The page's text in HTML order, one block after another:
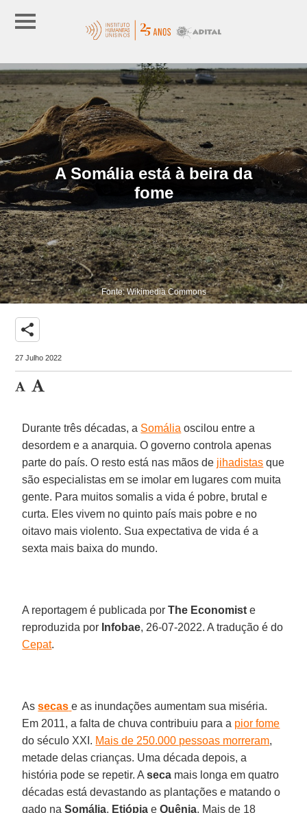
A Somália está à beira da
fome
Fonte: Wikimedia Commons
share
27 Julho 2022
Durante três décadas, a Somália oscilou entre a
desordem e a anarquia. O governo controla apenas
parte do país. O resto está nas mãos de jihadistas que
são especialistas em se imolar em lugares com muita
gente. Para muitos somalis a vida é pobre, brutal e
curta. Eles vivem no quinto país mais pobre e no
oitavo mais violento. Sua expectativa de vida é a
sexta mais baixa do mundo.
A reportagem é publicada porThe Economist e
reproduzida por Infobae, 26-07-2022. A tradução é do
Cepat.
Assecas e as inundações aumentam sua miséria.
Em 2011, a falta de chuva contribuiu para a pior fome
do século XXI. Mais de 250.000 pessoas morreram,
metade delas crianças. Uma década depois, a
história pode se repetir. Aseca mais longa em quatro
décadas está devastando as plantações e matando o
gado naSomália, Etiópia eQuênia. Mais de 18